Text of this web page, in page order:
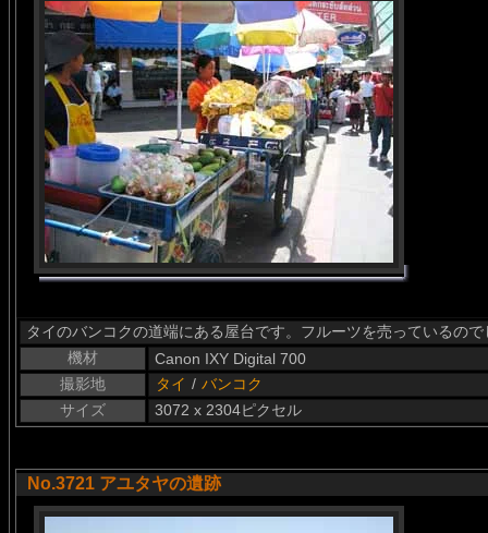
タイのバンコクの道端にある屋台です。フルーツを売っているので
機材
Canon IXY Digital 700
撮影地
タイ / バンコク
サイズ
3072 x 2304ピクセル
No.3721 アユタヤの遺跡